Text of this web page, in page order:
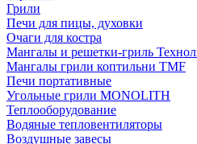
Грили
Печи для пицы, духовки
Очаги для костра
Мангалы и решетки-гриль
Мангалы грили коптильни TMF
Печи портативные
Угольные грили MONOLITH
Теплооборудование
Водяные тепловентиляторы
Воздушные завесы